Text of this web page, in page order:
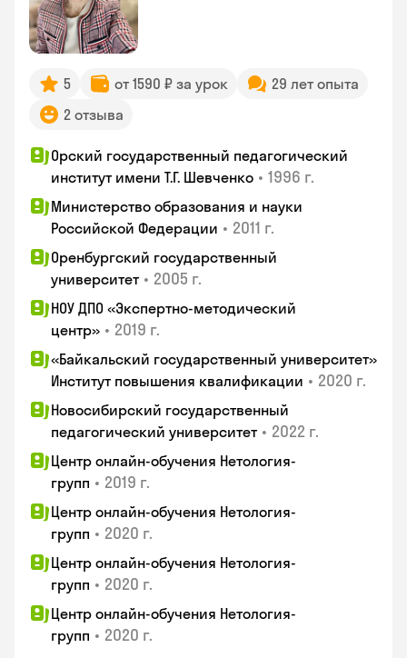
5 от 1590 ₽ за урок
29 лет опыта
2 отзыва
Орский государственный педагогический
институт имени Т.Г. Шевченко • 1996 г.
Министерство образования и науки
Российской Федерации • 2011 г.
Оренбургский государственный
университет • 2005 г.
НОУ ДПО «Экспертно-методический
центр» • 2019 г.
«Байкальский государственный университет»
Институт повышения квалификации • 2020 г.
Новосибирский государственный
педагогический университет • 2022 г.
Центр онлайн-обучения Нетология-
групп • 2019 г.
Центр онлайн-обучения Нетология-
групп • 2020 г.
Центр онлайн-обучения Нетология-
групп • 2020 г.
Центр онлайн-обучения Нетология-
групп • 2020 г.